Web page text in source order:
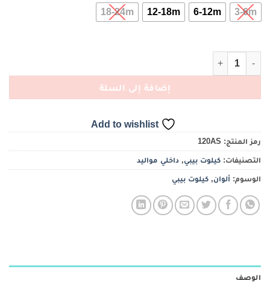
3-6m
6-12m
12-18m
18-24m
كمية كيلوت أولادي الوان ليكرا
إضافة إلى السلة
Add to wishlist
رمز المنتج: 120AS
التصنيفات: كيلوت بيبي, داخلي مواليد
الوسوم: ألوان, كيلوت بيبي
الوصف